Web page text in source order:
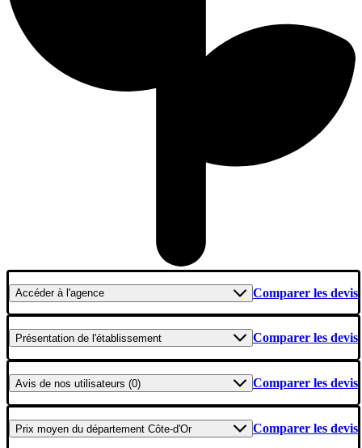
Accéderà l'agence Comparer les devis
Présentation de l'établissement Comparer les devis
Avis de nos utilisateurs (0) Comparer les devis
Prix moyen du département Côte-d'Or Comparer les devis